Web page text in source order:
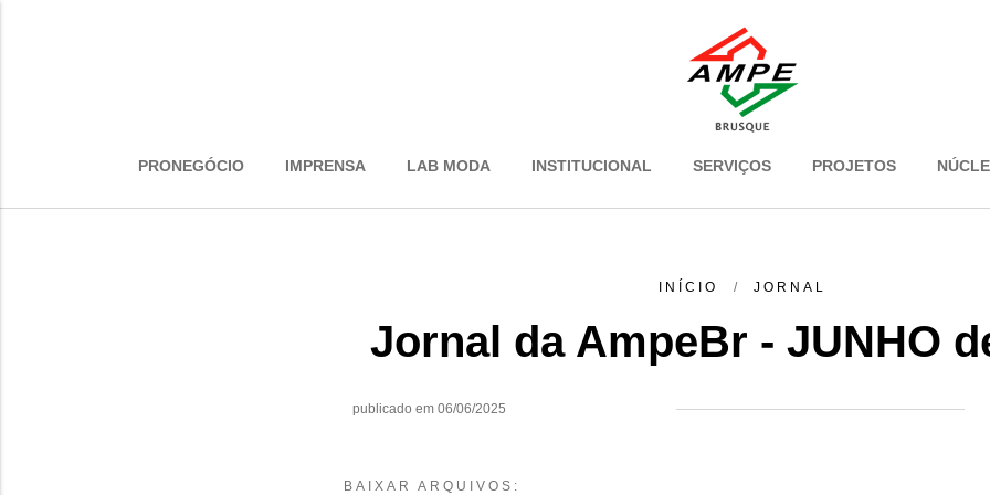
PRONEGÓCIO IMPRENSA LAB MODA INSTITUCIONAL SERVIÇOS PROJETOS
INÍCIO JORNAL
Jornal da AmpeBr - JUNHO
publicado em 06/06/2025
BAIXAR ARQUIVOS: